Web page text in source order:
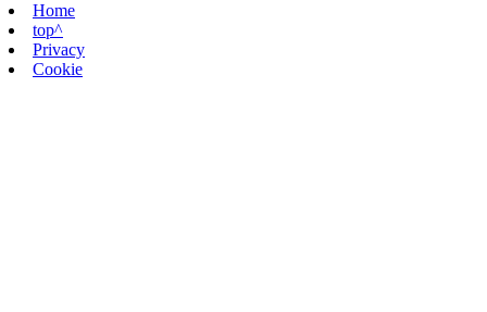
Home
top^
Privacy
Cookie